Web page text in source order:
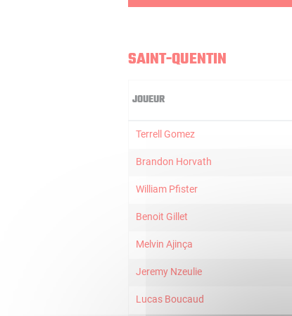
SAINT-QUENTIN
JOUEUR
Terrell Gomez
Brandon Horvath
William Pfister
Benoit Gillet
Melvin Ajinça
Jeremy Nzeulie
Lucas Boucaud